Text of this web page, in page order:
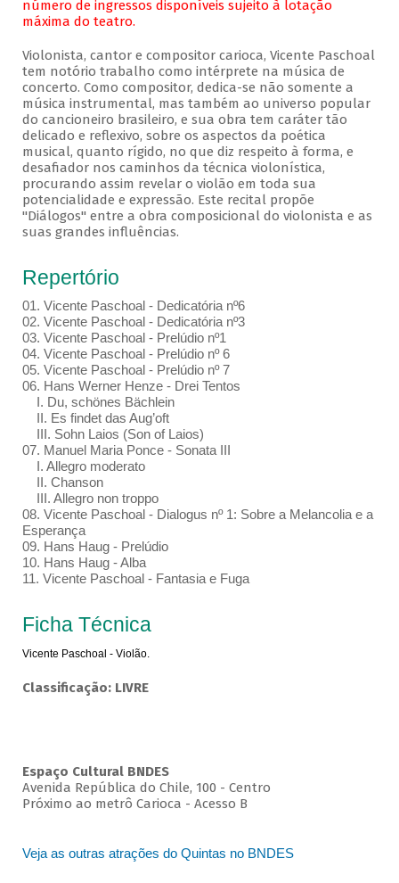
número de ingressos disponíveis sujeito à lotação
máxima do teatro.
Violonista, cantor e compositor carioca, Vicente Paschoal
tem notório trabalho como intérprete na música de
concerto. Como compositor, dedica-se não somente a
música instrumental, mas também ao universo popular
do cancioneiro brasileiro, e sua obra tem caráter tão
delicado e reflexivo, sobre os aspectos da poética
musical, quanto rígido, no que diz respeito à forma, e
desafiador nos caminhos da técnica violonística,
procurando assim revelar o violão em toda sua
potencialidade e expressão. Este recital propõe
"Diálogos" entre a obra composicional do violonista e as
suas grandes influências.
Repertório
01. Vicente Paschoal - Dedicatória nº6
02. Vicente Paschoal - Dedicatória nº3
03. Vicente Paschoal - Prelúdio nº1
04. Vicente Paschoal - Prelúdio nº 6
05. Vicente Paschoal - Prelúdio nº 7
06. Hans Werner Henze - Drei Tentos
I. Du, schönes Bächlein
II. Es findet das Aug’oft
III. Sohn Laios (Son of Laios)
07. Manuel Maria Ponce - Sonata III
I. Allegro moderato
II. Chanson
III. Allegro non troppo
08. Vicente Paschoal - Dialogus nº 1: Sobre a Melancolia e a
Esperança
09. Hans Haug - Prelúdio
10. Hans Haug - Alba
11. Vicente Paschoal - Fantasia e Fuga
Ficha Técnica
Vicente Paschoal - Violão.
Classificação: LIVRE
Espaço Cultural BNDES
Avenida República do Chile, 100 - Centro
Próximo ao metrô Carioca - Acesso B
Veja as outras atrações do Quintas no BNDES